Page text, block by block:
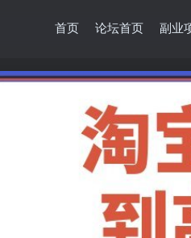
首页 论坛首页 副业